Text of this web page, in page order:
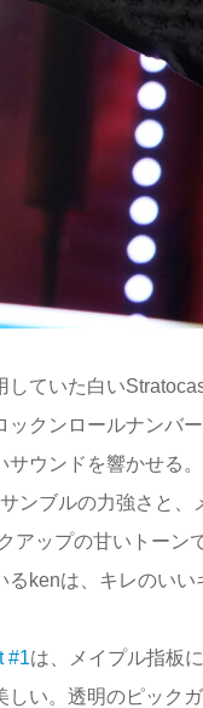
ていた白い
クンロールナンバ
ウンドを響かせる
ンブルの力強さと
アップの甘いトー
kenは、キレのいい
#1は、メイプル指板
い。透明のピック